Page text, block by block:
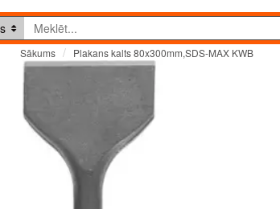
Sākums Plakans kalts 80x300mm,SDS-MAX KWB